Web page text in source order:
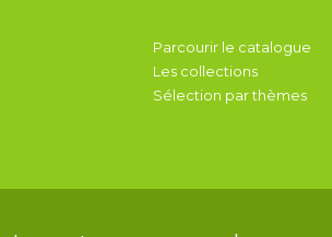
Parcourir le catalogue
Les collections
Sélection par thèmes